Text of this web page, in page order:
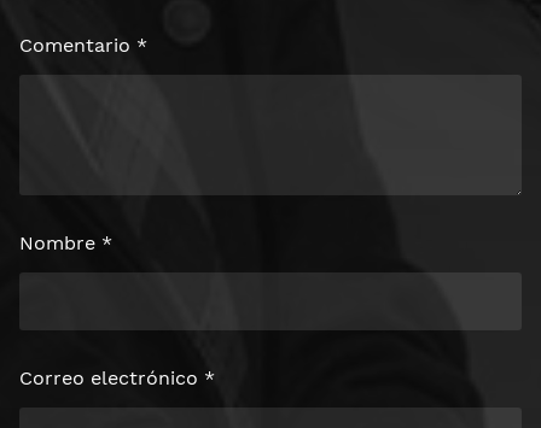
Comentario *
Nombre *
Correo electrónico *